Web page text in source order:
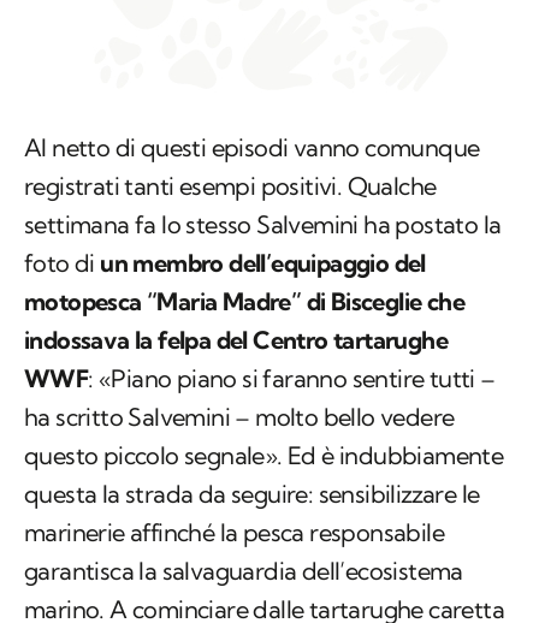
Al netto di questi episodi vanno comunque
registrati tanti esempi positivi. Qualche
settimana fa lo stesso Salvemini ha postato la
foto di un membro dell’equipaggio del
motopesca “Maria Madre” di Bisceglie che
indossava la felpa del Centro tartarughe
WWF: «Piano piano si faranno sentire tutti –
ha scritto Salvemini – molto bello vedere
questo piccolo segnale». Ed è indubbiamente
questa la strada da seguire: sensibilizzare le
marinerie affinché la pesca responsabile
garantisca la salvaguardia dell’ecosistema
marino. A cominciare dalle tartarughe caretta